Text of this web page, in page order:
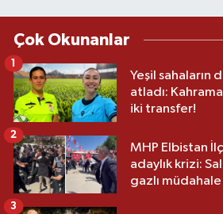
Çok Okunanlar
Yeşil sahaların
atladı:
iki transfer!
1
MHP Elbistan
adaylık krizi:
gazlı müdahale
2
3